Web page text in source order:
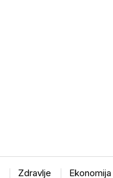
Zdravlje Ekonomija